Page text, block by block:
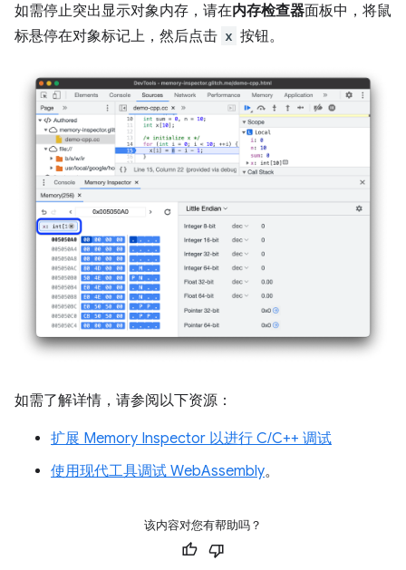
如需停止突出显示对象内存，请在内存检查器面板中，将鼠
标悬停在对象标记上，然后点击 x 按钮。
如需了解详情，请参阅以下资源：
扩展 Memory Inspector 以进行 C/C++ 调试
使用现代工具调试 WebAssembly。
该内容对您有帮助吗？